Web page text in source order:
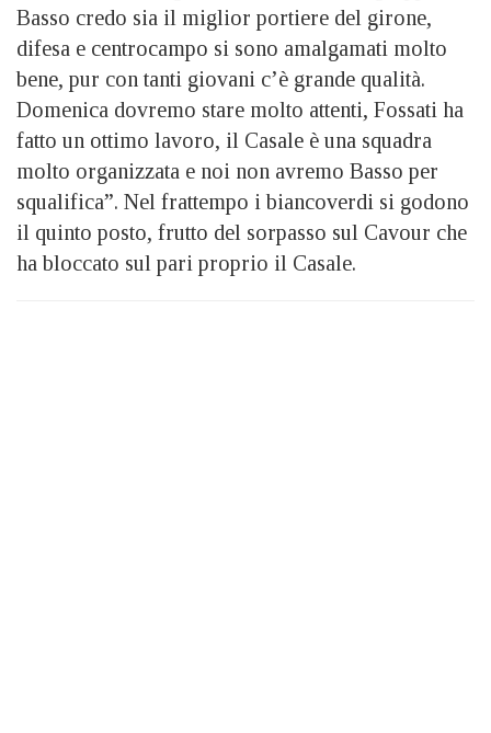
Basso credo sia il miglior portiere del girone,
difesa e centrocampo si sono amalgamati molto
bene, pur con tanti giovani c’è grande qualità.
Domenica dovremo stare molto attenti, Fossati ha
fatto un ottimo lavoro, il Casale è una squadra
molto organizzata e noi non avremo Basso per
squalifica”. Nel frattempo i biancoverdi si godono
il quinto posto, frutto del sorpasso sul Cavour che
ha bloccato sul pari proprio il Casale.